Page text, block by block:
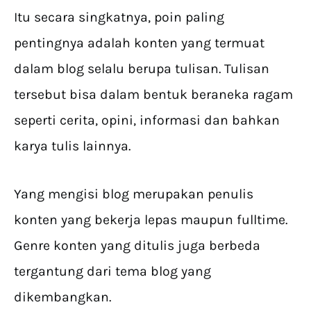
Itu secara singkatnya, poin paling
pentingnya adalah konten yang termuat
dalam blog selalu berupa tulisan. Tulisan
tersebut bisa dalam bentuk beraneka ragam
seperti cerita, opini, informasi dan bahkan
karya tulis lainnya.
Yang mengisi blog merupakan penulis
konten yang bekerja lepas maupun fulltime.
Genre konten yang ditulis juga berbeda
tergantung dari tema blog yang
dikembangkan.